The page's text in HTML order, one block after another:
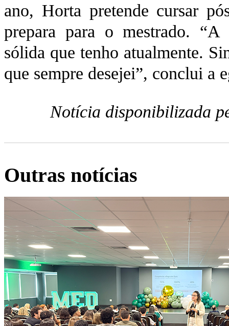
ano, Horta pretende cursar
prepara para o mestrado.
sólida que tenho atualmente.
que sempre desejei”, conclui a
Notícia disponibilizada
Outras notícias